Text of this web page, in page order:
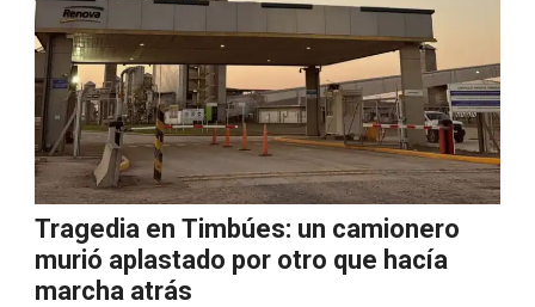
Tragedia en Timbúes: un camionero
murió aplastado por otro que hacía
marcha atrás